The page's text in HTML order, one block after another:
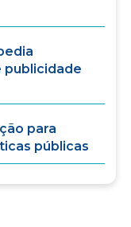
publicidade
para
públicas